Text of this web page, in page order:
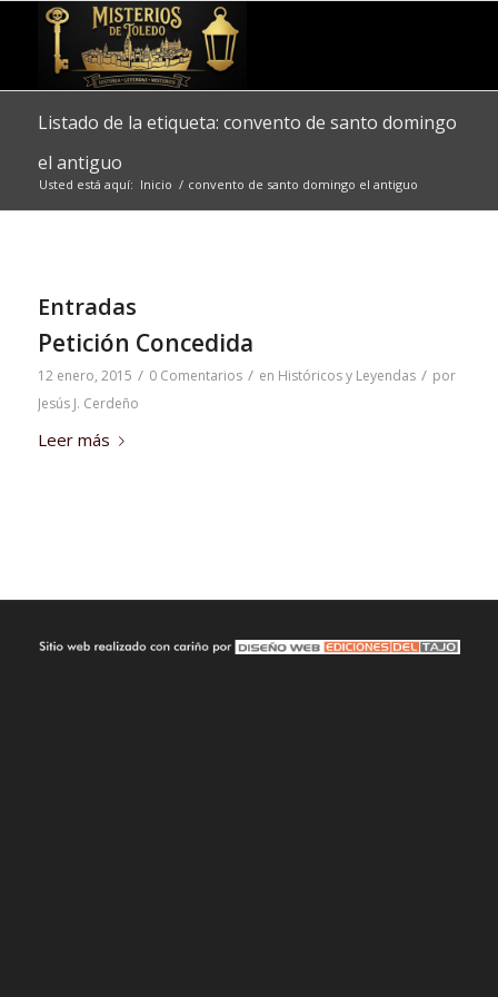
Listado de la etiqueta: convento de santo domingo
el antiguo
Usted está aquí: Inicio / convento de santo domingo el antiguo
Entradas
Petición Concedida
12 enero, 2015 / 0 Comentarios / en Históricos y Leyendas / por
Jesús J. Cerdeño
Leer más